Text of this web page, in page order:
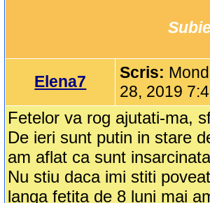
Elena7 Scris:
28, 2019
Fetelor va rog ajutati-ma,
De ieri sunt putin in stare
am aflat ca sunt
Nu stiu daca imi stiti
langa fetita de 8 luni mai